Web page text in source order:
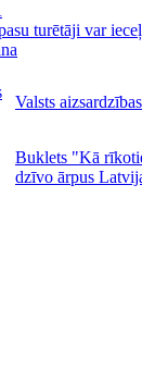
turētāji var
Valsts
Buklets "Kā
dzīvo ārpus